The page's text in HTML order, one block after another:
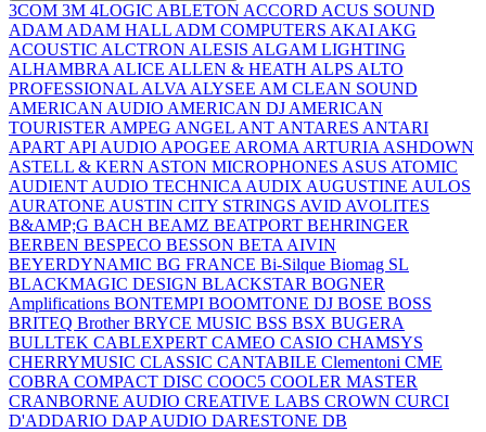
3COM 3M 4LOGIC ABLETON ACCORD ACUS SOUND
ADAM ADAM HALL ADM COMPUTERS AKAI AKG
ACOUSTIC ALCTRON ALESIS ALGAM LIGHTING
ALHAMBRA ALICE ALLEN & HEATH ALPS ALTO
PROFESSIONAL ALVA ALYSEE AM CLEAN SOUND
AMERICAN AUDIO AMERICAN DJ AMERICAN
TOURISTER AMPEG ANGEL ANT ANTARES ANTARI
APART API AUDIO APOGEE AROMA ARTURIA ASHDOWN
ASTELL & KERN ASTON MICROPHONES ASUS ATOMIC
AUDIENT AUDIO TECHNICA AUDIX AUGUSTINE AULOS
AURATONE AUSTIN CITY STRINGS AVID AVOLITES
B&AMP;G BACH BEAMZ BEATPORT BEHRINGER
BERBEN BESPECO BESSON BETA AIVIN
BEYERDYNAMIC BG FRANCE Bi-Silque Biomag SL
BLACKMAGIC DESIGN BLACKSTAR BOGNER
Amplifications BONTEMPI BOOMTONE DJ BOSE BOSS
BRITEQ BrotherBRYCE MUSIC BSS BSX BUGERA
BULLTEK CABLEXPERT CAMEO CASIO CHAMSYS
CHERRYMUSIC CLASSIC CANTABILE Clementoni CME
COBRA COMPACT DISC COOC5 COOLER MASTER
CRANBORNE AUDIO CREATIVE LABS CROWN CURCI
D'ADDARIO DAP AUDIO DARESTONE DB